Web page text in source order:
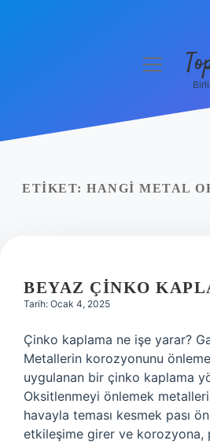
Yasal Uyarı
menüyü
ETIKET: HANGI METAL
BEYAZ ÇINKO
Tarih: Ocak 4, 2025
Çinko kaplama ne işe yarar?
Metallerin korozyonunu
uygulanan bir çinko kaplama
Oksitlenmeyi önlemek
havayla teması kesmek pası
etkileşime girer ve korozyona,